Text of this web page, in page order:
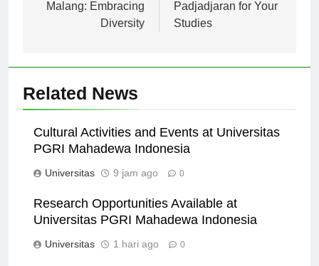
Malang: Embracing
Diversity
Padjadjaran for Your
Studies
Related News
Cultural Activities and Events at Universitas
PGRI Mahadewa Indonesia
Universitas 9 jam ago 0
Research Opportunities Available at
Universitas PGRI Mahadewa Indonesia
Universitas 1 hari ago 0